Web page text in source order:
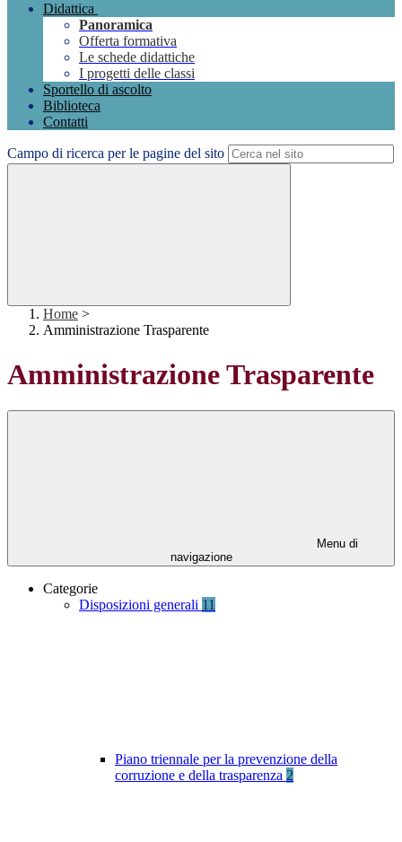
Didattica
Panoramica
Offerta formativa
Le schede didattiche
I progetti delle classi
Sportello di ascolto
Biblioteca
Contatti
Campo di ricerca per le pagine del sito
Home >
Amministrazione Trasparente
Amministrazione Trasparente
Menu di
navigazione
Categorie
Disposizioni generali 11
Piano triennale per la prevenzione della
corruzione e della trasparenza 2